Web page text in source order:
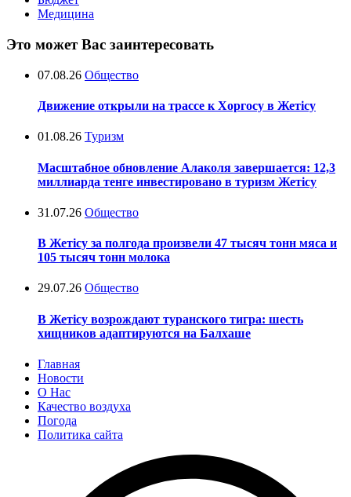
Медицина
Это может Вас заинтересовать
07.08.26 Общество
Движение открыли на трассе к Хоргосу в Жетісу
01.08.26 Туризм
Масштабное обновление Алаколя завершается: 12,3
миллиарда тенге инвестировано в туризм Жетісу
31.07.26 Общество
В Жетісу за полгода произвели 47 тысяч тонн мяса и
105 тысяч тонн молока
29.07.26 Общество
В Жетісу возрождают туранского тигра: шесть
хищников адаптируются на Балхаше
Главная
Новости
О Нас
Качество воздуха
Погода
Политика сайта